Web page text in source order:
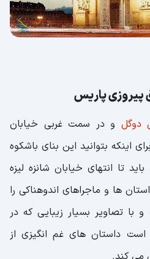
پیروزی پاریس
دوگل و در سمت غربی خیابان
اینکه بتوانید این بنای باشکوه
تا انتهای خیابان شانزه لیزه
ها و ماجراهای اندوهناکی را
تصاویر بسیار زیبایی که در
داستان های غم انگیزی از